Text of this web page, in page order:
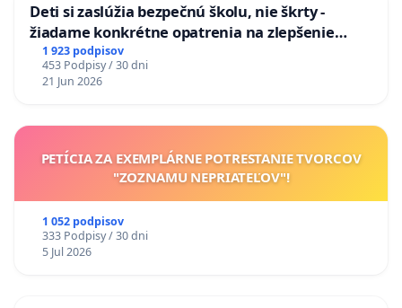
Deti si zaslúžia bezpečnú školu, nie škrty -
žiadame konkrétne opatrenia na zlepšenie
situácie v školstve
1 923 podpisov
453 Podpisy / 30 dni
21 Jun 2026
PETÍCIA ZA EXEMPLÁRNE POTRESTANIE TVORCOV
"ZOZNAMU NEPRIATEĽOV"!
1 052 podpisov
333 Podpisy / 30 dni
5 Jul 2026